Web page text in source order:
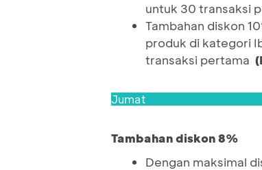
untuk 30 transaksi
Tambahan diskon
produk di kategori
transaksi pertama
Jumat
Tambahan diskon 8%
Dengan maksimal